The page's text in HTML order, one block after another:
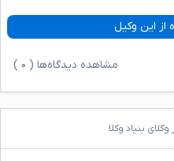
از این وکیل
مشاهده دیدگاه‌ها ( ۰
بنیاد وکلا